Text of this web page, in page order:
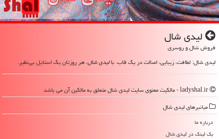
لیدی شال
فروش شال و روسری
لیدی شال: لطافت، زیبایی، اصالت در یک قاب. بالیدی شال، هر روزتان یک استایل بی‌نظیر.
میانبرهای لیدی شال
درباره ما
بک لینک در لیدی شال